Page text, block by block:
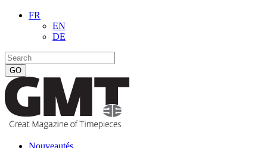
FR
EN
DE
Nouveautés